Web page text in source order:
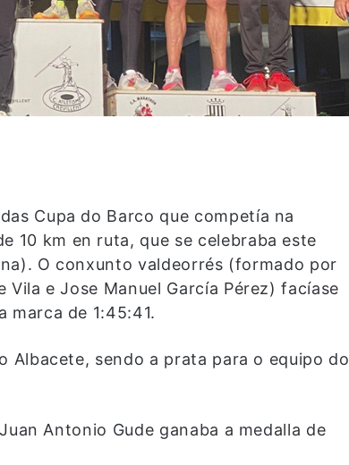
Cupa do Barco que competía na
10 km en ruta, que se celebraba este
O conxunto valdeorrés (formado por
e Jose Manuel García Pérez) facíase
marca de 1:45:41.
Albacete, sendo a prata para o equipo do
Antonio Gude ganaba a medalla de